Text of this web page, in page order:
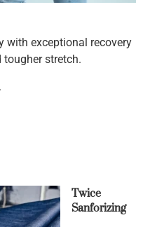
with exceptional recovery
stretch.
Twice
Sanforizing